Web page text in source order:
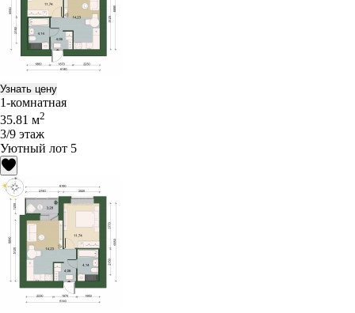
Узнать цену
1-комнатная
35.81 м2
3/9 этаж
Уютный лот 5